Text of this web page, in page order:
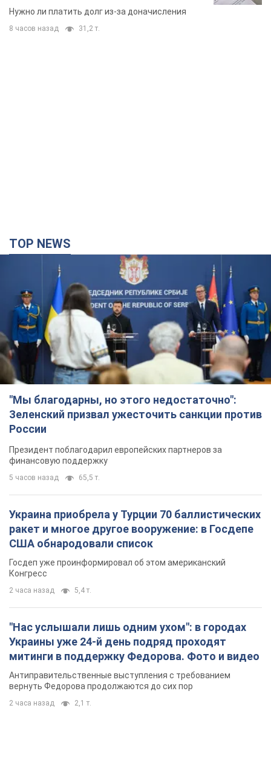
вынес неожиданное решение
Нужно ли платить долг из-за доначисления
8 часов назад 31,2 т.
TOP NEWS
"Мы благодарны, но этого недостаточно":
Зеленский призвал ужесточить санкции против
России
Президент поблагодарил европейских партнеров за
финансовую поддержку
5 часов назад 65,5 т.
Украина приобрела у Турции 70 баллистических
ракет и многое другое вооружение: в Госдепе
США обнародовали список
Госдеп уже проинформировал об этом американский
Конгресс
2 часа назад 5,4 т.
"Нас услышали лишь одним ухом": в городах
Украины уже 24-й день подряд проходят
митинги в поддержку Федорова. Фото и видео
Антиправительственные выступления с требованием
вернуть Федорова продолжаются до сих пор
2 часа назад 2,1 т.